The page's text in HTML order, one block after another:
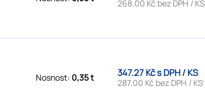
268.00 Kč bez DPH / KS
Nosnost: 0,35 t 347.27 Kč s DPH / KS
287.00 Kč bez DPH / KS